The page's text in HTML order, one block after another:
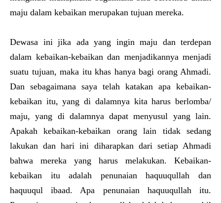
maju dalam kebaikan merupakan tujuan mereka.
Dewasa ini jika ada yang ingin maju dan terdepan
dalam kebaikan-kebaikan dan menjadikannya menjadi
suatu tujuan, maka itu khas hanya bagi orang Ahmadi.
Dan sebagaimana saya telah katakan apa kebaikan-
kebaikan itu, yang di dalamnya kita harus berlomba/
maju, yang di dalamnya dapat menyusul yang lain.
Apakah kebaikan-kebaikan orang lain tidak sedang
lakukan dan hari ini diharapkan dari setiap Ahmadi
bahwa mereka yang harus melakukan. Kebaikan-
kebaikan itu adalah penunaian haquuqullah dan
haquuqul ibaad. Apa penunaian haquuqullah itu.